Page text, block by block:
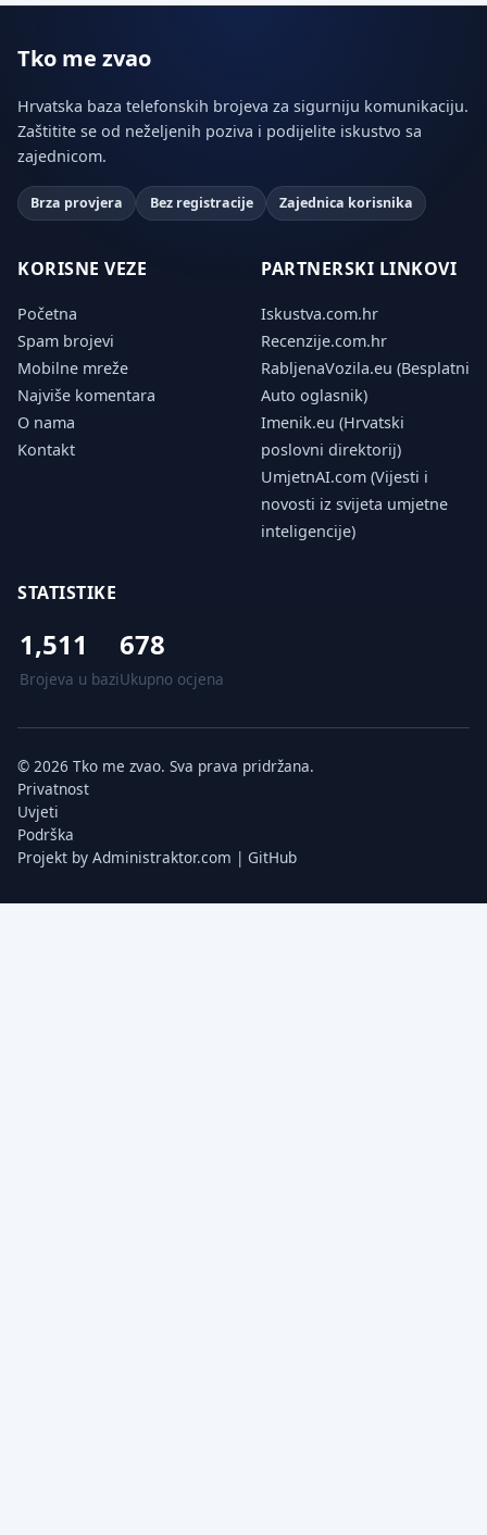
Tko me zvao
Hrvatska baza telefonskih brojeva za sigurniju komunikaciju.
Zaštitite se od neželjenih poziva i podijelite iskustvo sa
zajednicom.
Brza provjera Bez registracije Zajednica korisnika
KORISNE VEZE
Početna
Spam brojevi
Mobilne mreže
Najviše komentara
O nama
Kontakt
PARTNERSKI LINKOVI
Iskustva.com.hr
Recenzije.com.hr
RabljenaVozila.eu (Besplatni
Auto oglasnik)
Imenik.eu (Hrvatski
poslovni direktorij)
UmjetnAI.com (Vijesti i
novosti iz svijeta umjetne
inteligencije)
STATISTIKE
1,511
Brojeva u bazi
678
Ukupno ocjena
© 2026 Tko me zvao. Sva prava pridržana.
Privatnost
Uvjeti
Podrška
Projekt by Administraktor.com | GitHub